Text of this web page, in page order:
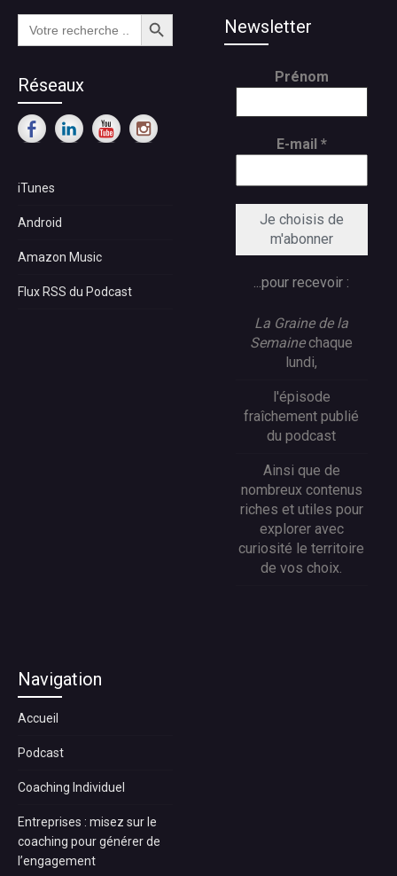
Search
for:
Search Button
Réseaux
iTunes
Android
Amazon Music
Flux RSS du Podcast
Newsletter
Prénom
E-mail *
...pour recevoir :
La Graine de la
Semainechaque
lundi,
l'épisode
fraîchement publié
du podcast
Ainsi que de
nombreux contenus
riches et utiles pour
explorer avec
curiosité le territoire
de vos choix.
Navigation
Accueil
Podcast
Coaching Individuel
Entreprises : misez sur le
coaching pour générer de
l’engagement